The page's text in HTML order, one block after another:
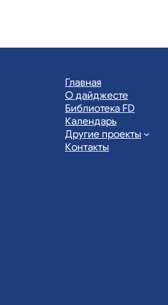
Главная
О дайджесте
Библиотека FD
Календарь
Другие проекты
Контакты